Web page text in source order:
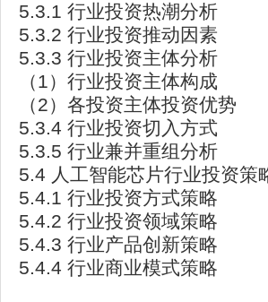
5.3.1 行业投资热潮分析
5.3.2 行业投资推动因素
5.3.3 行业投资主体分析
（1）行业投资主体构成
（2）各投资主体投资优势
5.3.4 行业投资切入方式
5.3.5 行业兼并重组分析
5.4 人工智能芯片行业投资策
5.4.1 行业投资方式策略
5.4.2 行业投资领域策略
5.4.3 行业产品创新策略
5.4.4 行业商业模式策略